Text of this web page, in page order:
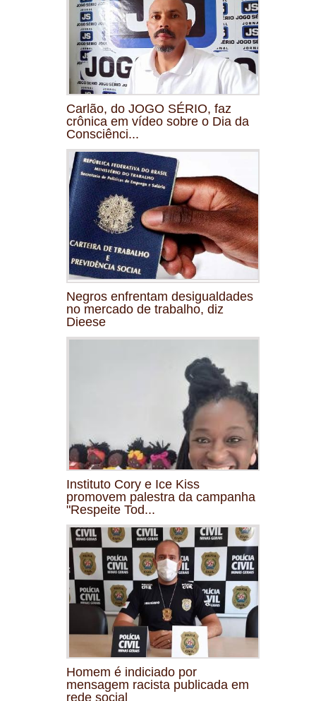
Carlão, do JOGO SÉRIO, faz
crônica em vídeo sobre o Dia da
Consciênci...
Negros enfrentam desigualdades
no mercado de trabalho, diz
Dieese
Instituto Cory e Ice Kiss
promovem palestra da campanha
"Respeite Tod...
Homem é indiciado por
mensagem racista publicada em
rede social